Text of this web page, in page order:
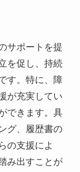
サポートを提
を促し、持続
す。特に、障
が充実してい
できます。具
グ、履歴書の
の支援によ
み出すことが